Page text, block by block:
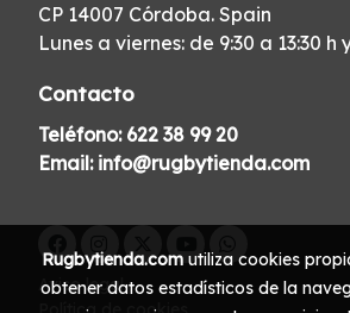
CP 14007 Córdoba. Spain
Lunes a viernes: de 9:30 a 13:30 h
Contacto
Teléfono: 622 38 99 20
Email: info@rugbytienda.com
Aviso legal
Rugbytienda.comutiliza cookies
obtener datos estadísticos de la